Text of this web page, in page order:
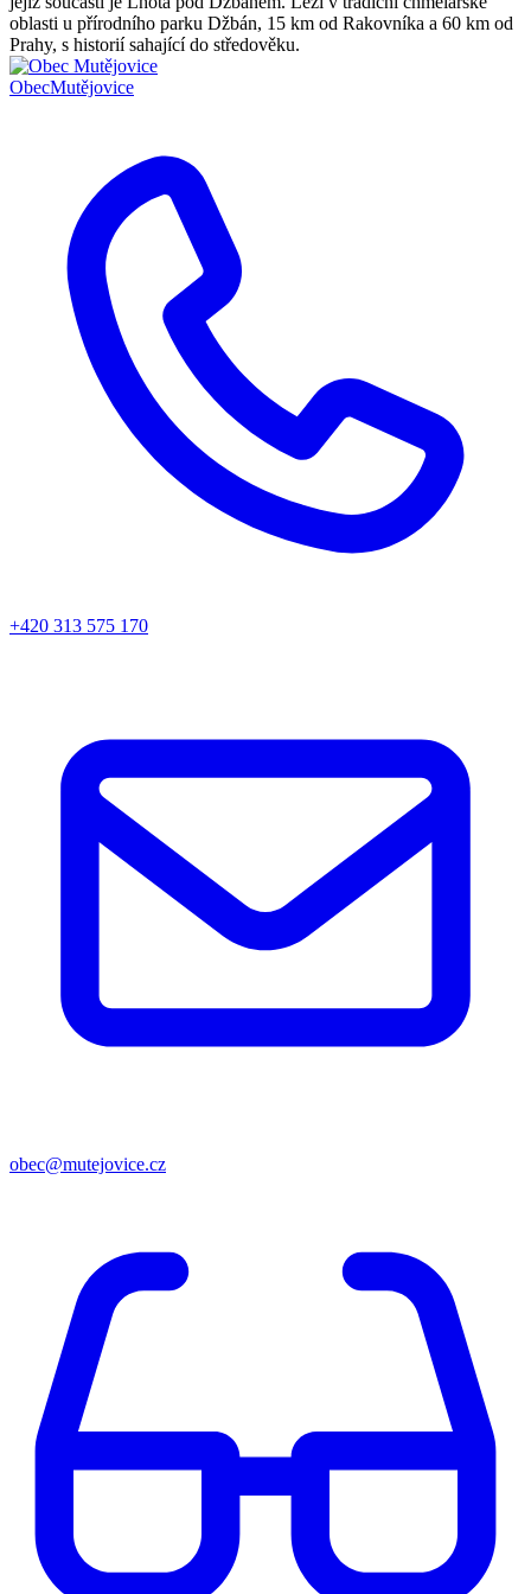
oblasti u přírodního parku Džbán, 15 km od Rakovníka a 60 km od
Prahy, s historií sahající do středověku.
ObecMutějovice
+420 313 575 170
obec@mutejovice.cz